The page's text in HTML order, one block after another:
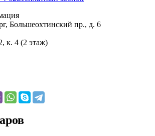
Большеохтинский пр., д. 6
к. 4 (2 этаж)